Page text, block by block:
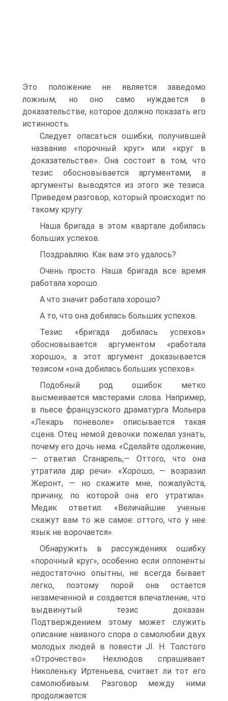
Это положение не является заведомо
ложным, но оно само нуждается в
доказательстве, которое должно показать его
истинность.
Следует опасаться ошибки, получившей
название «порочный круг» или «круг в
доказательстве». Она состоит в том, что
тезис обосновывается аргументами, а
аргументы выводятся из этого же тезиса.
Приведем разговор, который происходит по
такому кругу:
Наша бригада в этом квартале добилась
больших успехов.
Поздравляю. Как вам это удалось?
Очень просто. Наша бригада все время
работала хорошо.
А что значит работала хорошо?
А то, что она добилась больших успехов.
Тезис «бригада добилась успехов»
обосновывается аргументом «работала
хорошо», а этот аргумент доказывается
тезисом «она добилась больших успехов».
Подобный род ошибок метко
высмеивается мастерами слова. Например,
в пьесе французского драматурга Мольера
«Лекарь поневоле» описывается такая
сцена. Отец немой девочки пожелал узнать,
почему его дочь нема. «Сделайте одолжение,
— ответил Сганарель,— Оттого, что она
утратила дар речи». «Хорошо, — возразил
Жеронт, — но скажите мне, пожалуйста,
причину, по которой она его утратила».
Медик ответил: «Величайшие ученые
скажут вам то же самое: оттого, что у нее
язык не ворочается».
Обнаружить в рассуждениях ошибку
«порочный круг», особенно если оппоненты
недостаточно опытны, не всегда бывает
легко, поэтому порой она остается
незамеченной и создается впечатление, что
выдвинутый тезис доказан.
Подтверждением этому может служить
описание наивного спора о самолюбии двух
молодых людей в повести JI. Н. Толстого
«Отрочество». Нехлюдов спрашивает
Николеньку Иртеньева, считает ли тот его
самолюбивым. Разговор между ними
продолжается: